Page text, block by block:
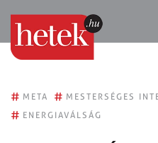
# META # MESTERSÉGES
# ENERGIAVÁLSÁG